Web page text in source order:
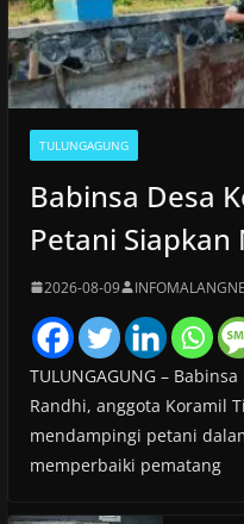
TULUNGAGUNG
Babinsa Desa
Petani Siapkan
2026-08-09
TULUNGAGUNG –
Randhi, anggota Koramil
mendampingi petani
memperbaiki pematang